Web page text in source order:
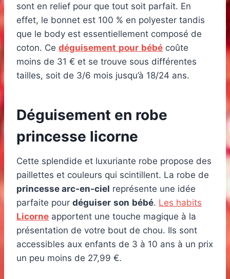
sont en relief pour que tout soit parfait. En
effet, le bonnet est 100 % en polyester tandis
que le body est essentiellement composé de
coton. Ce déguisement pour bébé coûte
moins de 31 € et se trouve sous différentes
tailles, soit de 3/6 mois jusqu’à 18/24 ans.
Déguisement en robe
princesse licorne
Cette splendide et luxuriante robe propose des
paillettes et couleurs qui scintillent. La robe de
princesse arc-en-ciel représente une idée
parfaite pour déguiser son bébé. Les habits
Licorne apportent une touche magique à la
présentation de votre bout de chou. Ils sont
accessibles aux enfants de 3 à 10 ans à un prix
un peu moins de 27,99 €.